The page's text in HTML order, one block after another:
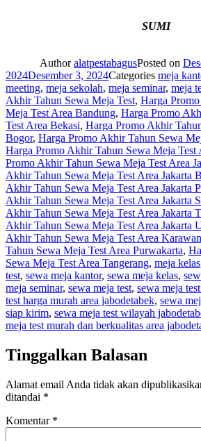
SUMI
AuthoralatpestabagusPosted on
2024Desember 3, 2024Categories meja
meeting, meja sekolah, meja seminar, meja
Akhir Tahun Sewa Meja Test, Harga
Meja Test Area Bandung, Harga Promo
Test Area Bekasi, Harga Promo Akhir
Bogor, Harga Promo Akhir Tahun Sewa
Harga Promo Akhir Tahun Sewa Meja Test
Promo Akhir Tahun Sewa Meja Test Area
Akhir Tahun Sewa Meja Test Area Jakarta
Akhir Tahun Sewa Meja Test Area Jakarta
Akhir Tahun Sewa Meja Test Area Jakarta
Akhir Tahun Sewa Meja Test Area Jakarta
Akhir Tahun Sewa Meja Test Area Jakarta
Akhir Tahun Sewa Meja Test Area
Tahun Sewa Meja Test Area Purwakarta,
Sewa Meja Test Area Tangerang, meja kelas
test, sewa meja kantor, sewa meja kelas,
meja seminar, sewa meja test, sewa meja
test harga murah area jabodetabek, sewa
siap kirim, sewa meja test wilayah
meja test murah dan berkualitas area
Tinggalkan Balasan
Alamat email Anda tidak akan
ditandai *
Komentar *